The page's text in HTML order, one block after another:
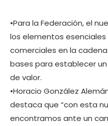
•Para la Federación, el
los elementos
comerciales en la
bases para establecer
de valor.
•Horacio González
destaca que “con esta
encontramos ante un